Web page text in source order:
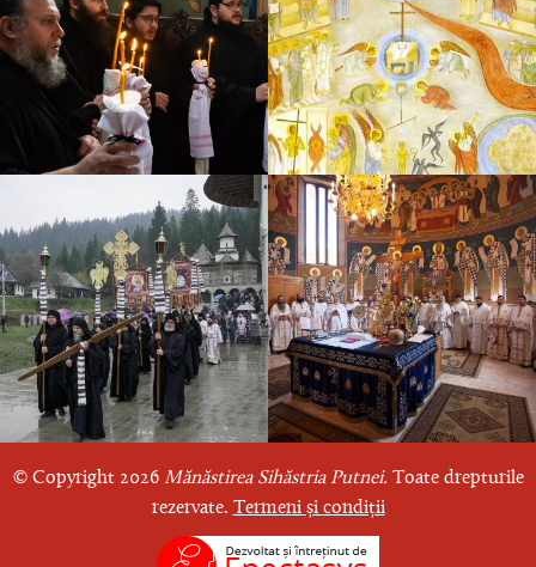
© Copyright 2026 Mănăstirea Sihăstria Putnei. Toate drepturile
rezervate. Termeni și condiții